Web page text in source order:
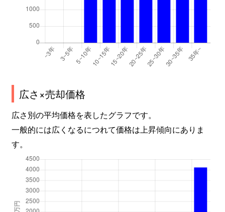
広さ×売却価格
広さ別の平均価格を表したグラフです。
一般的には広くなるにつれて価格は上昇傾向にありま
す。